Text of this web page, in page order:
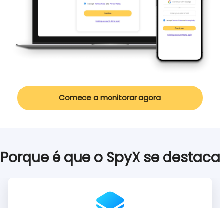
Comece a monitorar agora
Porque é que o SpyX se destaca